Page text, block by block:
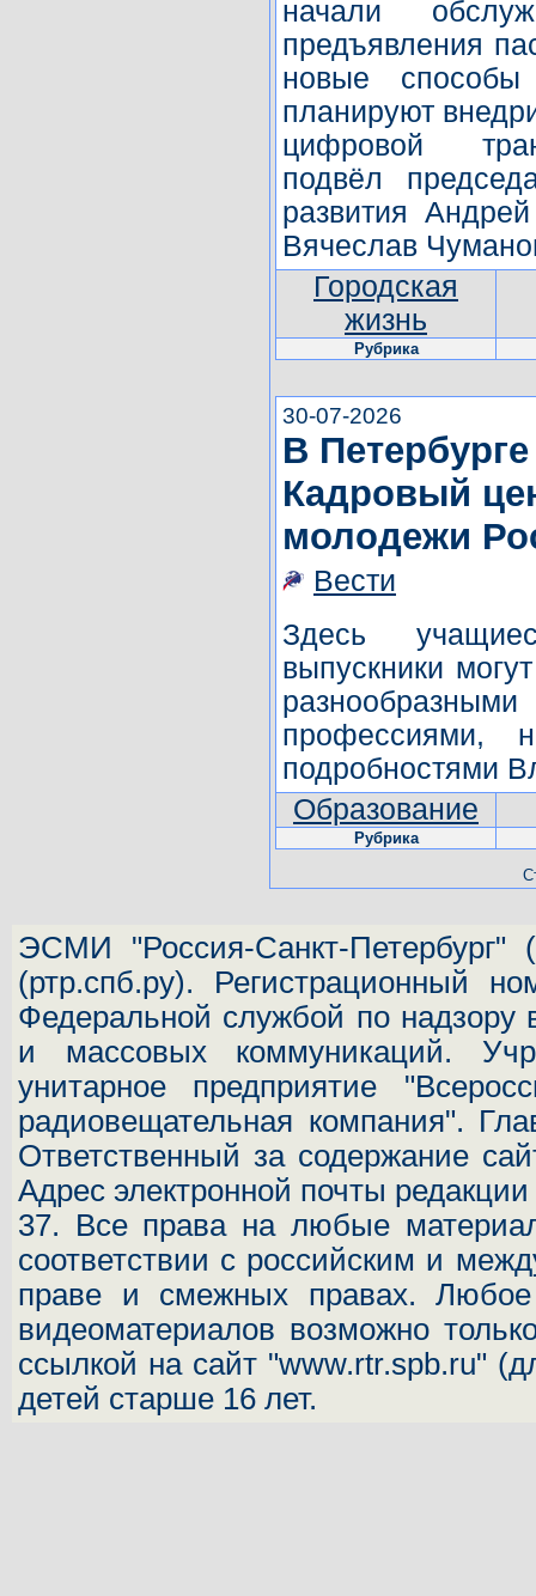
начали
предъявления
новые способы
планируют
цифровой
подвёл
развития
Вячеслав
Городская
жизнь
Рубрика
30-07-2026
В
Кадровый
молодежи
Вести
Здесь
выпускники
профессиями,
подробностями
Образование
Рубрика
ЭСМИ "Россия-Санкт-Петербург" (
(ртр.спб.ру). Регистрационный
Федеральной службой по
и массовых коммуникаций.
унитарное предприятие
радиовещательная компания".
Ответственный за содержание
Адрес электронной почты
37. Все права на любые
соответствии с российским и
праве и смежных правах. Любое
видеоматериалов возможно
ссылкой на сайт "www.rtr.spb.ru"
детей старше 16 лет.